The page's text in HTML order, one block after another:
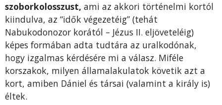
szoborkolosszust, ami az akkori történelmi kortól
kiindulva, az “idők végezetéig” (tehát
Nabukodonozor korától – Jézus II. eljöveteléig)
képes formában adta tudtára az uralkodónak,
hogy izgalmas kérdésére mi a válasz. Miféle
korszakok, milyen államalakulatok követik azt a
kort, amiben Dániel és társai (valamint a király is)
éltek.